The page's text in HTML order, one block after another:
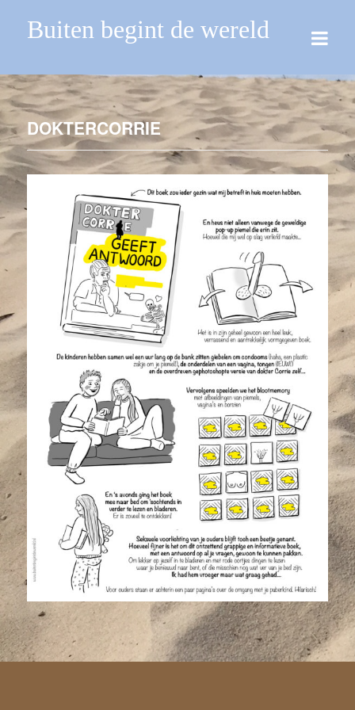
Buiten begint de wereld
DOKTERCORRIE